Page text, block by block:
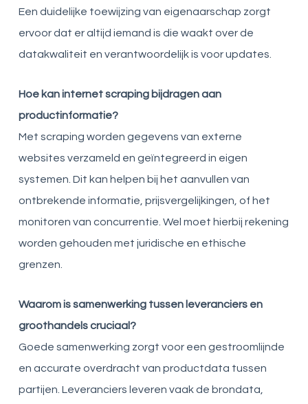
Een duidelijke toewijzing van eigenaarschap zorgt
ervoor dat er altijd iemand is die waakt over de
datakwaliteit en verantwoordelijk is voor updates.
Hoe kan internet scraping bijdragen aan
productinformatie?
Met scraping worden gegevens van externe
websites verzameld en geïntegreerd in eigen
systemen. Dit kan helpen bij het aanvullen van
ontbrekende informatie, prijsvergelijkingen, of het
monitoren van concurrentie. Wel moet hierbij rekening
worden gehouden met juridische en ethische
grenzen.
Waarom is samenwerking tussen leveranciers en
groothandels cruciaal?
Goede samenwerking zorgt voor een gestroomlijnde
en accurate overdracht van productdata tussen
partijen. Leveranciers leveren vaak de brondata,